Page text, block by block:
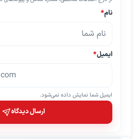
نام*
ایمیل*
ایمیل شما نمایش داده نمی‌شود.
ارسال دیدگاه